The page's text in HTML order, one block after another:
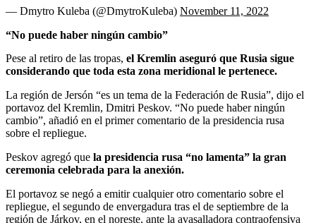
— Dmytro Kuleba (@DmytroKuleba) November 11, 2022
“No puede haber ningún cambio”
Pese al retiro de las tropas, el Kremlin aseguró que Rusia sigue
considerando que toda esta zona meridional le pertenece.
La región de Jersón “es un tema de la Federación de Rusia”, dijo el
portavoz del Kremlin, Dmitri Peskov. “No puede haber ningún
cambio”, añadió en el primer comentario de la presidencia rusa
sobre el repliegue.
Peskov agregó que la presidencia rusa “no lamenta” la gran
ceremonia celebrada para la anexión.
El portavoz se negó a emitir cualquier otro comentario sobre el
repliegue, el segundo de envergadura tras el de septiembre de la
región de Járkov, en el noreste, ante la avasalladora contraofensiva